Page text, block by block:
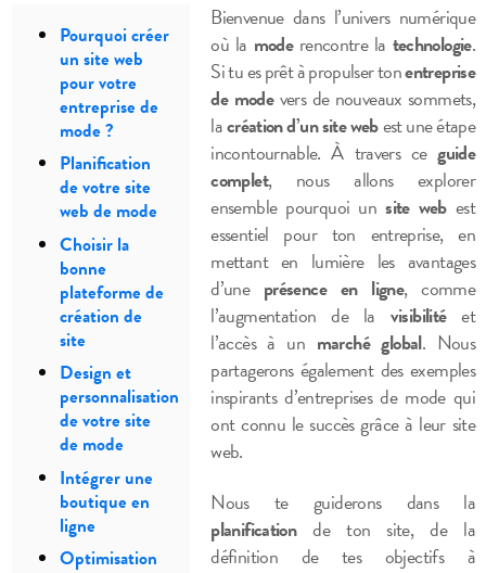
Pourquoi créer
un site web
pour votre
entreprise de
mode ?
Planification
de votre site
web de mode
Choisir la
bonne
plateforme de
création de
site
Design et
personnalisation
de votre site
de mode
Intégrer une
boutique en
ligne
Optimisation
Bienvenue dans l’univers numérique
où la moderencontre la technologie.
Si tu es prêt à propulser tonentreprise
de modevers de nouveaux sommets,
lacréation d’un site webest une étape
incontournable. À travers ceguide
complet, nous allons explorer
ensemble pourquoi unsite webest
essentiel pour ton entreprise, en
mettant en lumière les avantages
d’une présence en ligne, comme
l’augmentation de la visibilitéet
l’accès à un marché global. Nous
partagerons également des exemples
inspirants d’entreprises de mode qui
ont connu le succès grâce à leur site
web.
Nous te guiderons dans la
planificationde ton site, de la
définition de tes objectifs à